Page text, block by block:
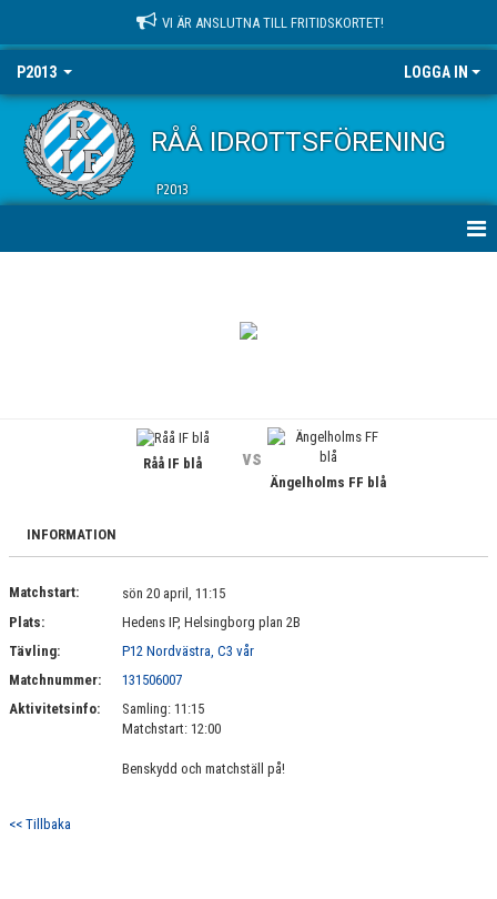
VI ÄR ANSLUTNA TILL FRITIDSKORTET!
P2013 LOGGA IN
RÅÅ IDROTTSFÖRENING
P2013
DOKUMENT
Råå IF blå vs
Ängelholms FF blå
INFORMATION
Matchstart:
sön 20 april, 11:15
Plats:
Hedens IP, Helsingborg plan 2B
Tävling:
P12 Nordvästra, C3 vår
Matchnummer:
131506007
Aktivitetsinfo:
Samling: 11:15
Matchstart: 12:00
Benskydd och matchställ på!
<< Tillbaka